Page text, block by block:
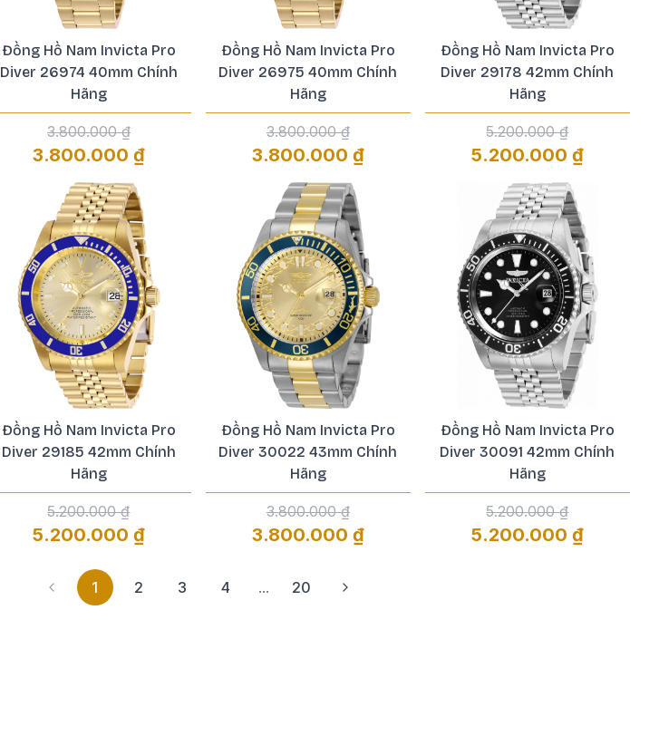
Đồng Hồ Nam Invicta Pro
Diver 26974 40mm Chính
Hãng
3.800.000 ₫
3.800.000 ₫
Đồng Hồ Nam Invicta Pro
Diver 26975 40mm Chính
Hãng
3.800.000 ₫
3.800.000 ₫
Đồng Hồ Nam Invicta Pro
Diver 29178 42mm Chính
Hãng
5.200.000 ₫
5.200.000 ₫
Đồng Hồ Nam Invicta Pro
Diver 29185 42mm Chính
Hãng
5.200.000 ₫
5.200.000 ₫
Đồng Hồ Nam Invicta Pro
Diver 30022 43mm Chính
Hãng
3.800.000 ₫
3.800.000 ₫
Đồng Hồ Nam Invicta Pro
Diver 30091 42mm Chính
Hãng
5.200.000 ₫
5.200.000 ₫
1 2 3 4 ... 20